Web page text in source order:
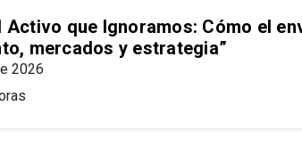
Activo que Ignoramos: Cómo el
mercados y estrategia”
2026